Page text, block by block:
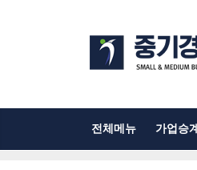
전체메뉴 가업승계